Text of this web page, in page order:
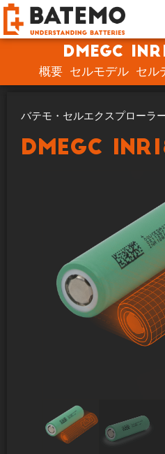
DMEGC
概要 セルモデル セル
バテモ・セルエクスプローラ
DMEGC